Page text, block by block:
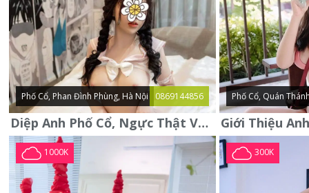
Phố Cổ, Phan Đình Phùng, Hà Nội 0869144856
Diệp Anh Phố Cổ, Ngực Thật Vú To Thơm Tho Quyến Rũ
Phố Cổ, Quán
1000K 300K